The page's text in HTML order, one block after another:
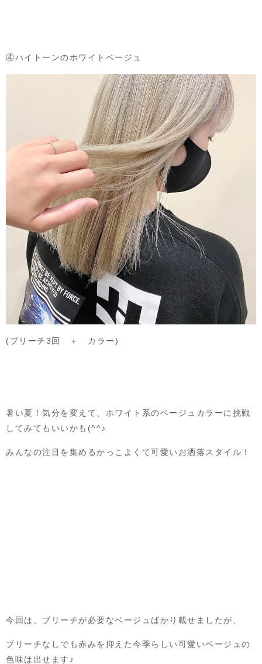
④ハイトーンのホワイトベージュ
(ブリーチ3回 ＋ カラー)
暑い夏！気分を変えて、ホワイト系のベージュカラーに挑戦
してみてもいいかも(^^♪
みんなの注目を集めるかっこよくて可愛いお洒落スタイル！
今回は、ブリーチが必要なベージュばかり載せましたが、
ブリーチなしでも赤みを抑えた今季らしい可愛いベージュの
色味は出せます♪